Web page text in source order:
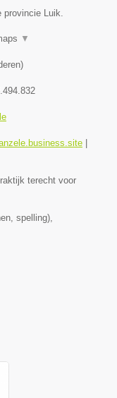
provincie Luik.
▼
)
terecht voor
spelling),